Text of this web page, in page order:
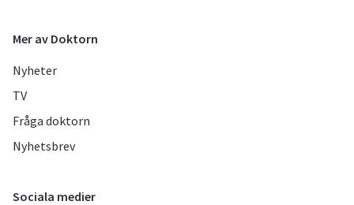
Mer av Doktorn
Nyheter
TV
Fråga doktorn
Nyhetsbrev
Sociala medier